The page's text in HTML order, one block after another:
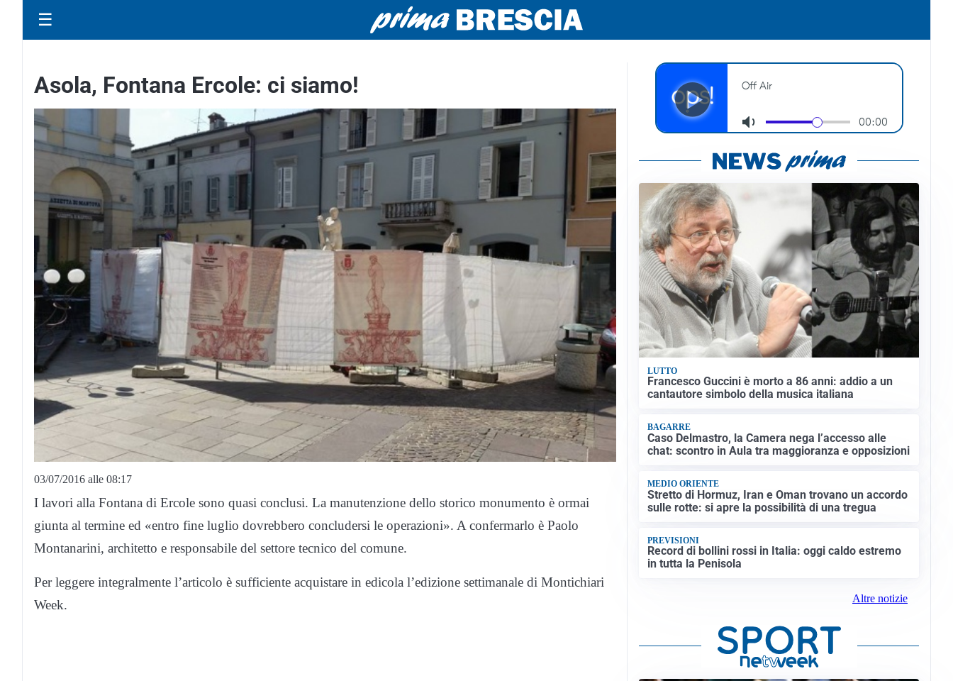
☰
Asola, Fontana Ercole: ci siamo!
03/07/2016 alle 08:17
I lavori alla Fontana di Ercole sono quasi conclusi. La manutenzione dello storico monumento è ormai
giunta al termine ed «entro fine luglio dovrebbero concludersi le operazioni». A confermarlo è Paolo
Montanarini, architetto e responsabile del settore tecnico del comune.
Per leggere integralmente l’articolo è sufficiente acquistare in edicola l’edizione settimanale di Montichiari
Week.
LUTTO
Francesco Guccini è morto a 86 anni: addio a un
cantautore simbolo della musica italiana
BAGARRE
Caso Delmastro, la Camera nega l’accesso alle
chat: scontro in Aula tra maggioranza e opposizioni
MEDIO ORIENTE
Stretto di Hormuz, Iran e Oman trovano un accordo
sulle rotte: si apre la possibilità di una tregua
PREVISIONI
Record di bollini rossi in Italia: oggi caldo estremo
in tutta la Penisola
Altre notizie